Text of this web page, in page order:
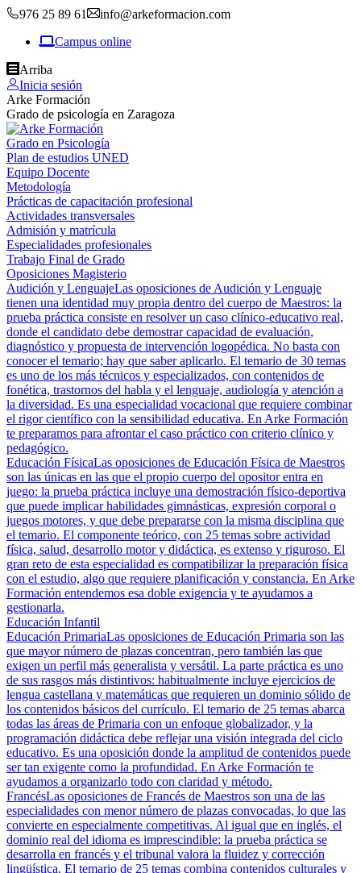
976 25 89 61
info@arkeformacion.com
Campus online
Arriba
Inicia sesión
Arke Formación
Grado de psicología en Zaragoza
Grado en Psicología
Plan de estudios UNED
Equipo Docente
Metodología
Prácticas de capacitación profesional
Actividades transversales
Admisión y matrícula
Especialidades profesionales
Trabajo Final de Grado
Oposiciones Magisterio
Audición y LenguajeLas oposiciones de Audición y Lenguaje
tienen una identidad muy propia dentro del cuerpo de Maestros: la
prueba práctica consiste en resolver un caso clínico-educativo real,
donde el candidato debe demostrar capacidad de evaluación,
diagnóstico y propuesta de intervención logopédica. No basta con
conocer el temario; hay que saber aplicarlo. El temario de 30 temas
es uno de los más técnicos y especializados, con contenidos de
fonética, trastornos del habla y el lenguaje, audiología y atención a
la diversidad. Es una especialidad vocacional que requiere combinar
el rigor científico con la sensibilidad educativa. En Arke Formación
te preparamos para afrontar el caso práctico con criterio clínico y
pedagógico.
Educación FísicaLas oposiciones de Educación Física de Maestros
son las únicas en las que el propio cuerpo del opositor entra en
juego: la prueba práctica incluye una demostración físico-deportiva
que puede implicar habilidades gimnásticas, expresión corporal o
juegos motores, y que debe prepararse con la misma disciplina que
el temario. El componente teórico, con 25 temas sobre actividad
física, salud, desarrollo motor y didáctica, es extenso y riguroso. El
gran reto de esta especialidad es compatibilizar la preparación física
con el estudio, algo que requiere planificación y constancia. En Arke
Formación entendemos esa doble exigencia y te ayudamos a
gestionarla.
Educación Infantil
Educación PrimariaLas oposiciones de Educación Primaria son las
que mayor número de plazas concentran, pero también las que
exigen un perfil más generalista y versátil. La parte práctica es uno
de sus rasgos más distintivos: habitualmente incluye ejercicios de
lengua castellana y matemáticas que requieren un dominio sólido de
los contenidos básicos del currículo. El temario de 25 temas abarca
todas las áreas de Primaria con un enfoque globalizador, y la
programación didáctica debe reflejar una visión integrada del ciclo
educativo. Es una oposición donde la amplitud de contenidos puede
ser tan exigente como la profundidad. En Arke Formación te
ayudamos a organizarlo todo con claridad y método.
FrancésLas oposiciones de Francés de Maestros son una de las
especialidades con menor número de plazas convocadas, lo que las
convierte en especialmente competitivas. Al igual que en inglés, el
dominio real del idioma es imprescindible: la prueba práctica se
desarrolla en francés y el tribunal valora la fluidez y corrección
lingüística. El temario de 25 temas combina contenidos culturales y